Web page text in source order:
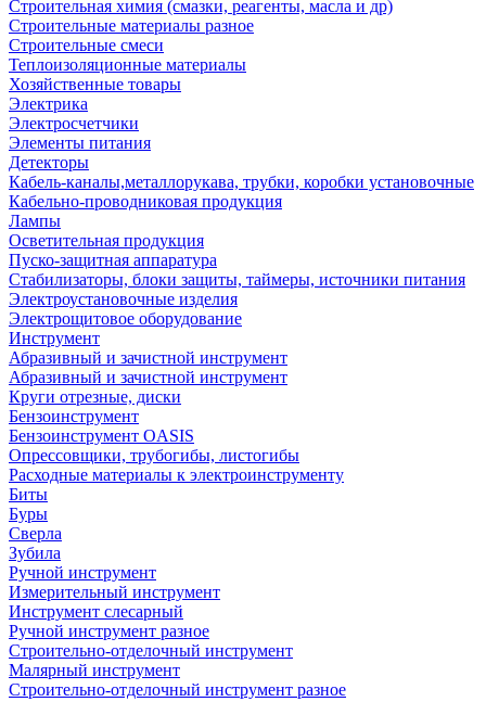
Строительная химия (смазки, реагенты, масла и др)
Строительные материалы разное
Строительные смеси
Теплоизоляционные материалы
Хозяйственные товары
Электрика
Электросчетчики
Элементы питания
Детекторы
Кабель-каналы,металлорукава, трубки, коробки установочные
Кабельно-проводниковая продукция
Лампы
Осветительная продукция
Пуско-защитная аппаратура
Стабилизаторы, блоки защиты, таймеры, источники питания
Электроустановочные изделия
Электрощитовое оборудование
Инструмент
Абразивный и зачистной инструмент
Абразивный и зачистной инструмент
Круги отрезные, диски
Бензоинструмент
Бензоинструмент OASIS
Опрессовщики, трубогибы, листогибы
Расходные материалы к электроинструменту
Биты
Буры
Сверла
Зубила
Ручной инструмент
Измерительный инструмент
Инструмент слесарный
Ручной инструмент разное
Строительно-отделочный инструмент
Малярный инструмент
Строительно-отделочный инструмент разное